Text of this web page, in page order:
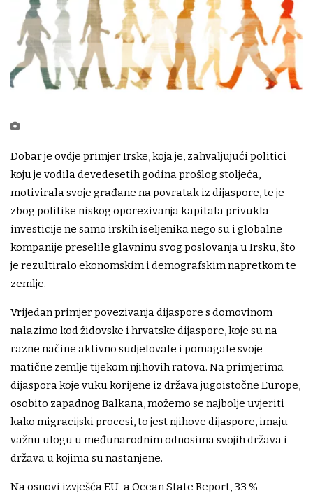
Dobar je ovdje primjer Irske, koja je, zahvaljujući politici
koju je vodila devedesetih godina prošlog stoljeća,
motivirala svoje građane na povratak iz dijaspore, te je
zbog politike niskog oporezivanja kapitala privukla
investicije ne samo irskih iseljenika nego su i globalne
kompanije preselile glavninu svog poslovanja u Irsku, što
je rezultiralo ekonomskim i demografskim napretkom te
zemlje.
Vrijedan primjer povezivanja dijaspore s domovinom
nalazimo kod židovske i hrvatske dijaspore, koje su na
razne načine aktivno sudjelovale i pomagale svoje
matične zemlje tijekom njihovih ratova. Na primjerima
dijaspora koje vuku korijene iz država jugoistočne Europe,
osobito zapadnog Balkana, možemo se najbolje uvjeriti
kako migracijski procesi, to jest njihove dijaspore, imaju
važnu ulogu u međunarodnim odnosima svojih država i
država u kojima su nastanjene.
Na osnovi izvješća EU-a Ocean State Report, 33 %